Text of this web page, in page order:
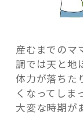
産むまでのマ
調では天と地
体力が落ちた
くなってしま
大変な時期が